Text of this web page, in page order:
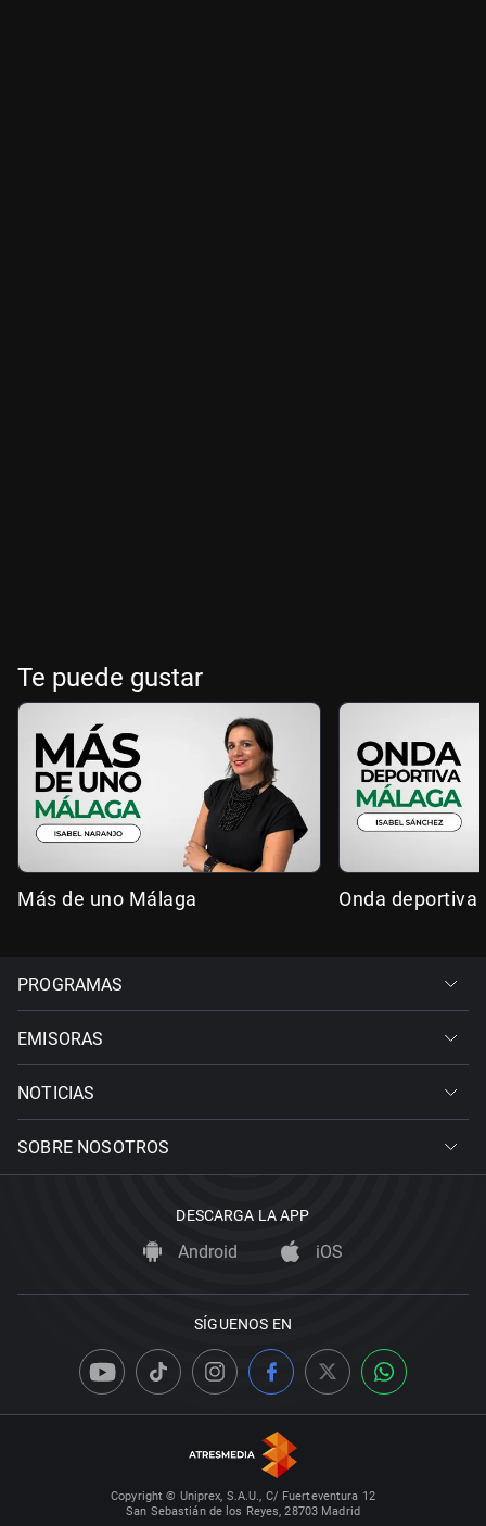
Te puede gustar
Más de uno Málaga Onda deportiva
PROGRAMAS
EMISORAS
NOTICIAS
SOBRE NOSOTROS
DESCARGA LA APP
Android iOS
SÍGUENOS EN
Copyright © Uniprex, S.A.U., C/ Fuerteventura 12
San Sebastián de los Reyes, 28703 Madrid